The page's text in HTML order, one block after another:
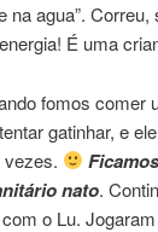
na agua”.
É uma
fomos comer
gatinhar, e
nato.
o Lu.